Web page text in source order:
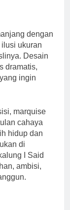
dengan
ukuran
Desain
dramatis,
ingin
marquise
cahaya
hidup dan
di
I Said
ambisi,